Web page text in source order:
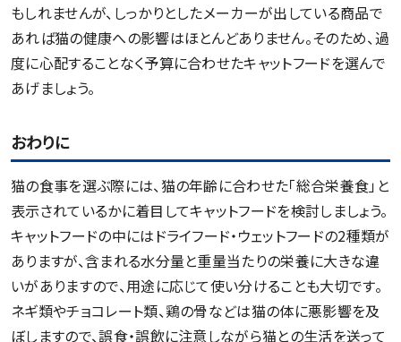
もしれませんが、しっかりとしたメーカーが出している商品で
あれば猫の健康への影響はほとんどありません。そのため、過
度に心配することなく予算に合わせたキャットフードを選んで
あげましょう。
おわりに
猫の食事を選ぶ際には、猫の年齢に合わせた「総合栄養食」と
表示されているかに着目してキャットフードを検討しましょう。
キャットフードの中にはドライフード・ウェットフードの2種類が
ありますが、含まれる水分量と重量当たりの栄養に大きな違
いがありますので、用途に応じて使い分けることも大切です。
ネギ類やチョコレート類、鶏の骨などは猫の体に悪影響を及
ぼしますので、誤食・誤飲に注意しながら猫との生活を送って